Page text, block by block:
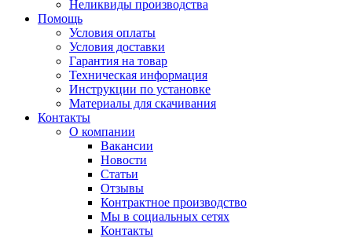
Неликвиды производства
Помощь
Условия оплаты
Условия доставки
Гарантия на товар
Техническая информация
Инструкции по установке
Материалы для скачивания
Контакты
О компании
Вакансии
Новости
Статьи
Отзывы
Контрактное производство
Мы в социальных сетях
Контакты